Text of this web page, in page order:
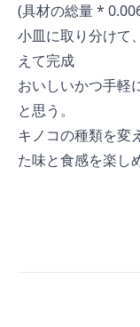
(具材の総量 *
小皿に取り分けて
えて完成
おいしいかつ手軽
と思う。
キノコの種類を変
た味と食感を楽し